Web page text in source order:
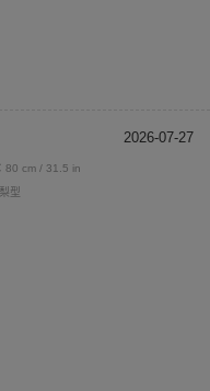
2026-07-27
80 cm / 31.5 in
型